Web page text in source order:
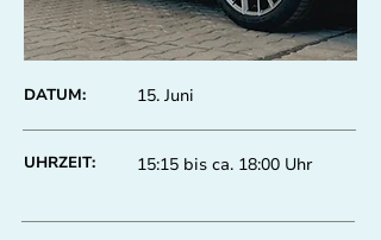
DATUM: 15. Juni
UHRZEIT: 15:15 bis ca. 18:00 Uhr